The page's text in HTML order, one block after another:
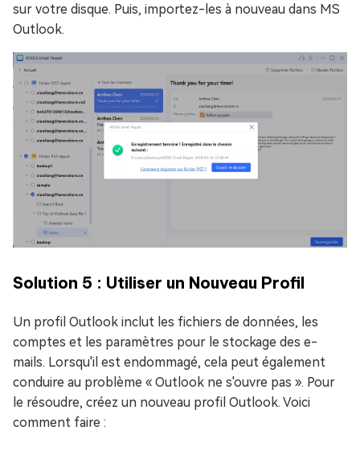
sur votre disque. Puis, importez-les à nouveau dans MS
Outlook.
Solution 5 : Utiliser un Nouveau Profil
Un profil Outlook inclut les fichiers de données, les
comptes et les paramètres pour le stockage des e-
mails. Lorsqu'il est endommagé, cela peut également
conduire au problème « Outlook ne s'ouvre pas ». Pour
le résoudre, créez un nouveau profil Outlook. Voici
comment faire :